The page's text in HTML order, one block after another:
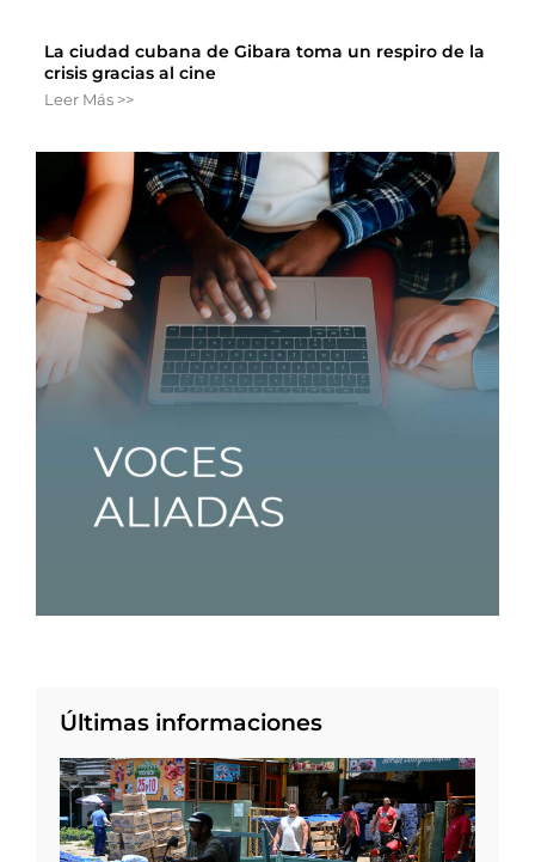
La ciudad cubana de Gibara toma un respiro de la
crisis gracias al cine
Leer Más >>
Últimas informaciones